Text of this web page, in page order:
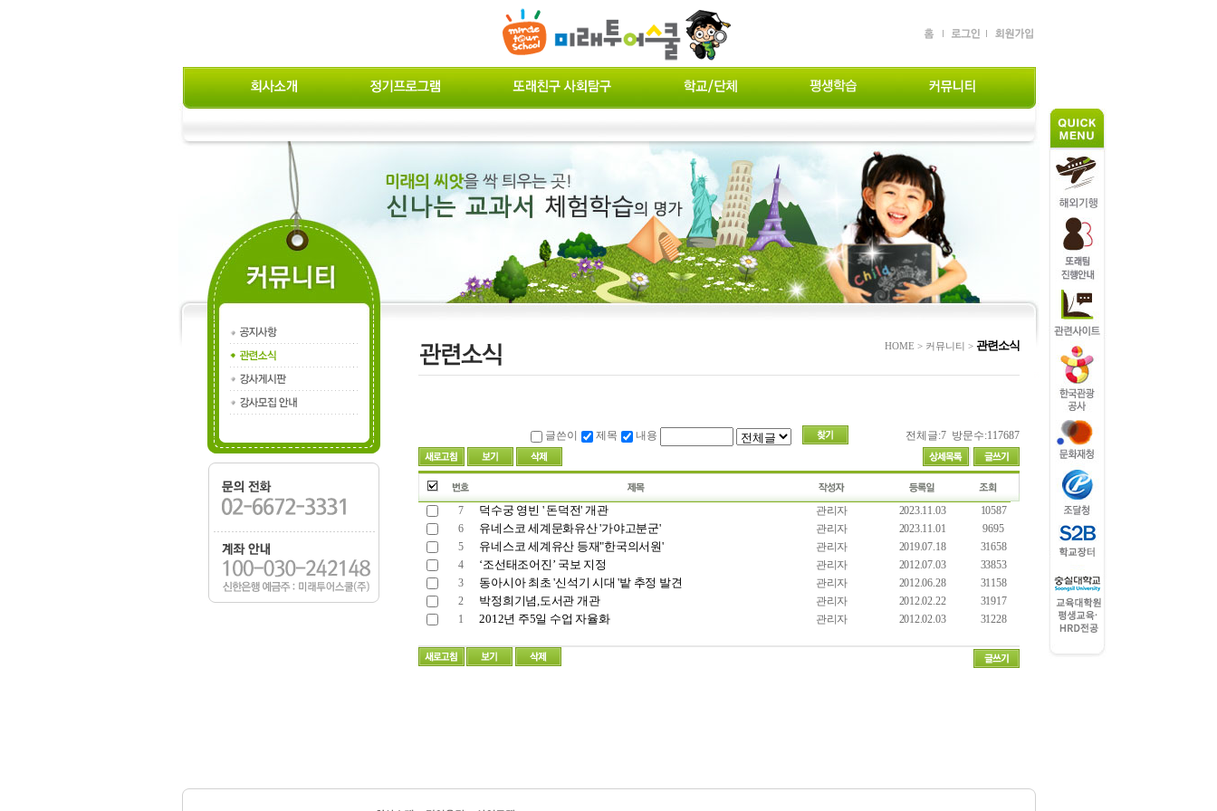
HOME > 커뮤니티 > 관련소식
글쓴이 제목 내용 전체글:7 방문수:117687
7 덕수궁 영빈 ' 돈덕전' 개관 관리자 2023.11.03
10587
6
유네스코 세계문화유산 '가야고분군' 관리자 2023.11.01
9695
5
유네스코 세계유산 등재"한국의서원' 관리자 2019.07.18
31658
4
‘조선태조어진’ 국보 지정 관리자 2012.07.03
33853
3
동아시아 최초 '신석기 시대 '밭 추정 발견 관리자 2012.06.28
31158
2
박정희기념,도서관 개관 관리자 2012.02.22
31917
1
2012년 주5일 수업 자율화 관리자 2012.02.03 31228